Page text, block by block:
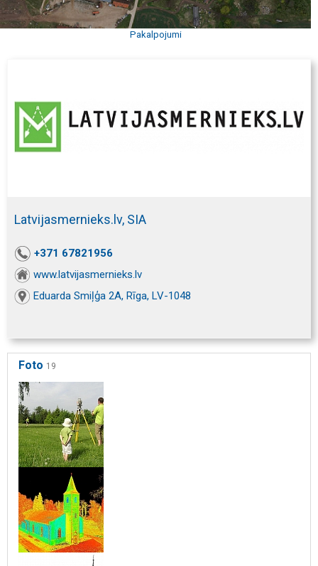
Pakalpojumi
Latvijasmernieks.lv, SIA
+371 67821956
www.latvijasmernieks.lv
Eduarda Smiļģa 2A, Rīga, LV-1048
Foto 19